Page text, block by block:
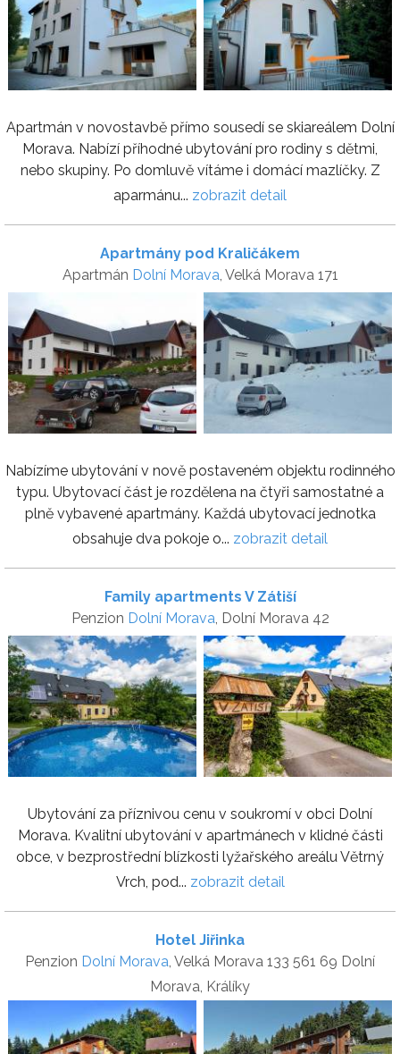
Apartmán v novostavbě přímo sousedí se skiareálem Dolní
Morava. Nabízí příhodné ubytování pro rodiny s dětmi,
nebo skupiny. Po domluvě vítáme i domácí mazlíčky. Z
aparmánu... zobrazit detail
Apartmány pod Kraličákem
Apartmán Dolní Morava, Velká Morava 171
Nabízíme ubytování v nově postaveném objektu rodinného
typu. Ubytovací část je rozdělena na čtyři samostatné a
plně vybavené apartmány. Každá ubytovací jednotka
obsahuje dva pokoje o... zobrazit detail
Family apartments V Zátiší
Penzion Dolní Morava, Dolní Morava 42
Ubytování za příznivou cenu v soukromí v obci Dolní
Morava. Kvalitní ubytování v apartmánech v klidné části
obce, v bezprostřední blízkosti lyžařského areálu Větrný
Vrch, pod... zobrazit detail
Hotel Jiřinka
Penzion Dolní Morava, Velká Morava 133 561 69 Dolní
Morava, Králíky